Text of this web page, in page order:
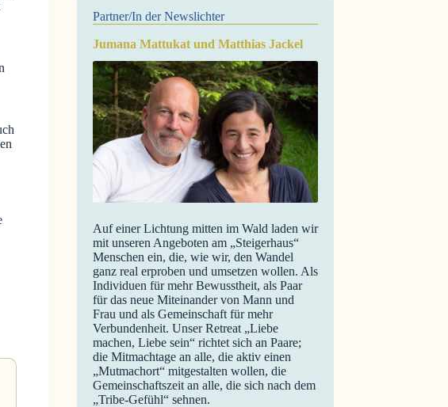
Partner/In der Newslichter
Jumana Mattukat und Matthias Jackel
Auf einer Lichtung mitten im Wald laden wir
mit unseren Angeboten am „Steigerhaus“
Menschen ein, die, wie wir, den Wandel
ganz real erproben und umsetzen wollen. Als
Individuen für mehr Bewusstheit, als Paar
für das neue Miteinander von Mann und
Frau und als Gemeinschaft für mehr
Verbundenheit. Unser Retreat „Liebe
machen, Liebe sein“ richtet sich an Paare;
die Mitmachtage an alle, die aktiv einen
„Mutmachort“ mitgestalten wollen, die
Gemeinschaftszeit an alle, die sich nach dem
„Tribe-Gefühl“ sehnen.